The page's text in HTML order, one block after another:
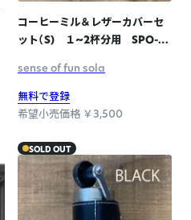
コーヒーミル＆レザーカバーセ
ット（S) １~2杯分用 SPO-
sense of fun sola
無料で登録
希望小売価格 ￥3,500
SOLD OUT